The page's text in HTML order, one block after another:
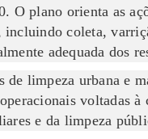
O plano orienta as
incluindo coleta,
adequada dos
de limpeza urbana e
voltadas à
e da limpeza